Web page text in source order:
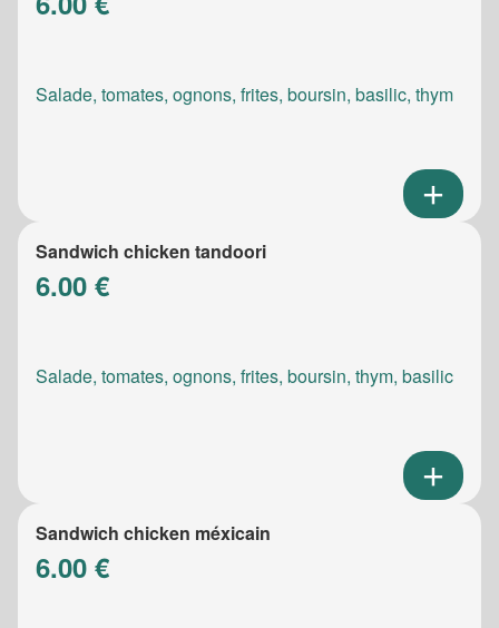
Salade, tomates, ognons, frites, boursin, basilic, thym
Sandwich chicken tandoori
6.00 €
Salade, tomates, ognons, frites, boursin, thym, basilic
Sandwich chicken méxicain
6.00 €